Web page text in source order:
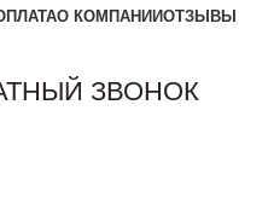
О КОМПАНИИОТЗЫВЫ
ЗВОНОК